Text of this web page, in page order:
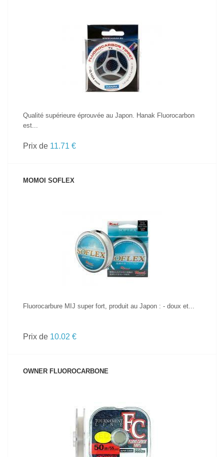
VOIR LE PRODUIT
Qualité supérieure éprouvée au Japon. Hanak Fluorocarbon
est...
Prix de 11.71 €
MOMOI SOFLEX
VOIR LE PRODUIT
Fluorocarbure MIJ super fort, produit au Japon : - doux et...
Prix de 10.02 €
OWNER FLUOROCARBONE
VOIR LE PRODUIT